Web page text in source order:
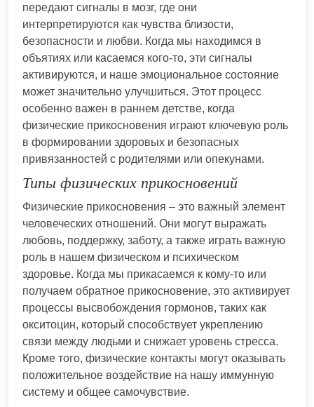
передают сигналы в мозг, где они
интерпретируются как чувства близости,
безопасности и любви. Когда мы находимся в
объятиях или касаемся кого-то, эти сигналы
активируются, и наше эмоциональное состояние
может значительно улучшиться. Этот процесс
особенно важен в раннем детстве, когда
физические прикосновения играют ключевую роль
в формировании здоровых и безопасных
привязанностей с родителями или опекунами.
Типы физических прикосновений
Физические прикосновения – это важный элемент
человеческих отношений. Они могут выражать
любовь, поддержку, заботу, а также играть важную
роль в нашем физическом и психическом
здоровье. Когда мы прикасаемся к кому-то или
получаем обратное прикосновение, это активирует
процессы высвобождения гормонов, таких как
окситоцин, который способствует укреплению
связи между людьми и снижает уровень стресса.
Кроме того, физические контакты могут оказывать
положительное воздействие на нашу иммунную
систему и общее самочувствие.